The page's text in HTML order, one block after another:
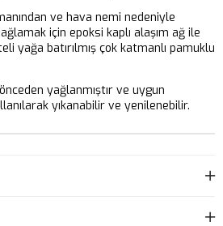
ve hava nemi nedeniyle
için epoksi kaplı alaşım ağ ile
yağa batırılmış çok katmanlı pamuklu
yağlanmıştır ve uygun
yıkanabilir ve yenilenebilir.